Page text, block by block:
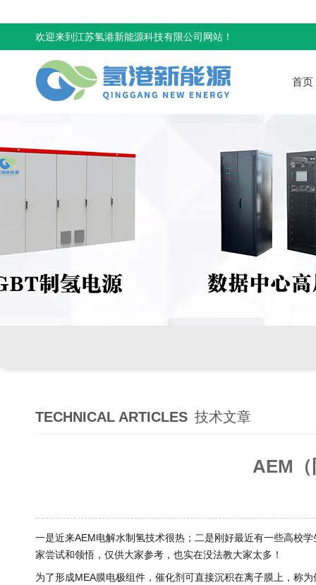
欢迎来到江苏氢港新能源科技有限公司网站！
首页
TECHNICAL ARTICLES 技术文章
AEM（
一是近来AEM电解水制氢技术很热；二是刚好最近有一些高校
家尝试和领悟，仅供大家参考，也实在没法教大家太多！
为了形成MEA膜电极组件，催化剂可直接沉积在离子膜上，称